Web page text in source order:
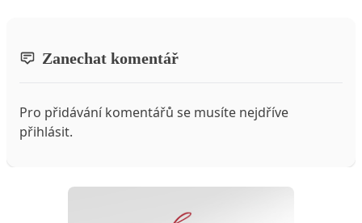
Zanechat komentář
Pro přidávání komentářů se musíte nejdříve
přihlásit.